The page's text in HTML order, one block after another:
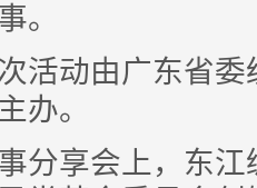
。
动由广东省委
办。
享会上，东江